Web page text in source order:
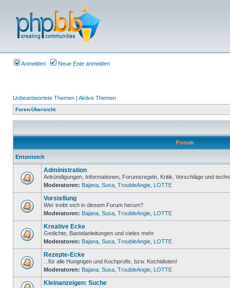
Anmelden Neue Ente anmelden
Unbeantwortete Themen | Aktive Themen
Foren-Übersicht
Forum
Ententeich
Administration
Ankündigungen, Informationen, Forumsregeln, Kritik, Vorschläge und
Moderatoren: Bajana Susa TroubleAngie LOTTE
Vorstellung
Wer treibt sich in diesem Forum herum?
Moderatoren: Bajana Susa TroubleAngie LOTTE
Kreative Ecke
Gedichte, Bastelanleitungen und vieles mehr
Moderatoren: Bajana Susa TroubleAngie LOTTE
Rezepte-Ecke
...für alle Hungrigen und Kochprofis, bzw. Kochidioten!
Moderatoren: Bajana Susa TroubleAngie LOTTE
Kleinanzeigen: Suche